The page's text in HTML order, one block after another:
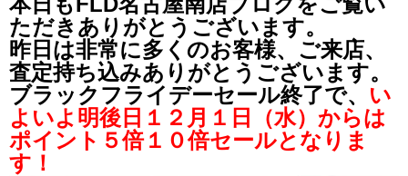
ただきありがとうございます。
昨日は非常に多くのお客様、ご来店、
査定持ち込みありがとうございます。
ブラックフライデーセール終了で、 い
よいよ明後日１２月１日（水）からは
ポイント５倍１０倍セールとなりま
す！